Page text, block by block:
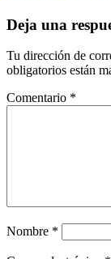
Deja una
Tu dirección de
obligatorios están
Comentario *
Nombre *